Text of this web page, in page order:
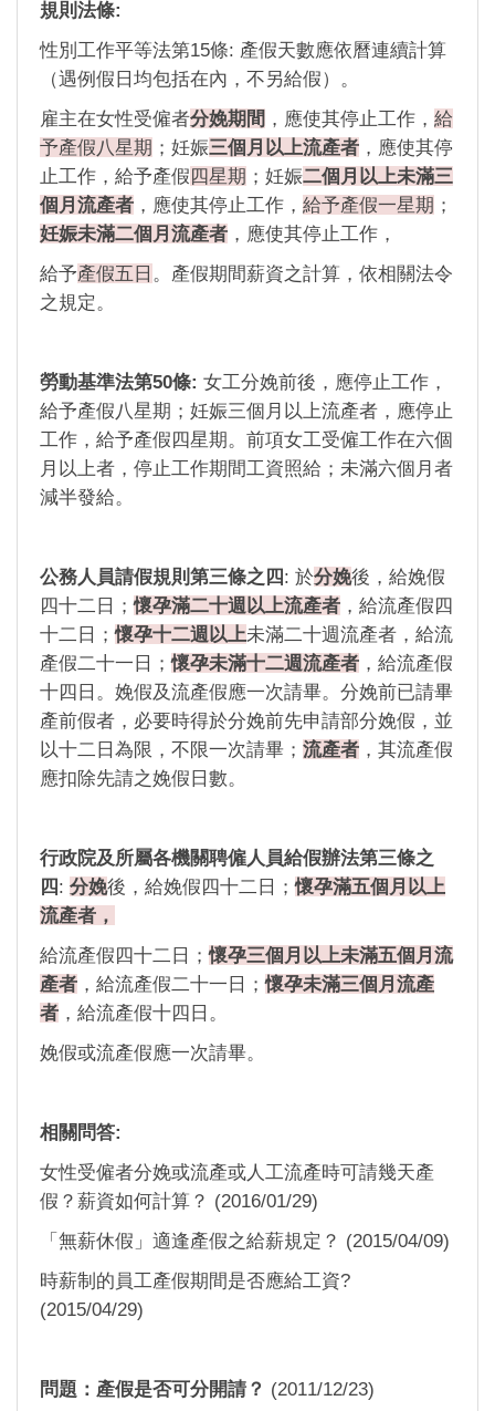
規則法條:
性別工作平等法第15條: 產假天數應依曆連續計算
（遇例假日均包括在內，不另給假）。
雇主在女性受僱者分娩期間 ，應使其停止工作， 給
予產假八星期 ；妊娠三個月以上流產者 ，應使其停
止工作，給予產假四星期 ；妊娠二個月以上未滿三
個月流產者 ，應使其停止工作， 給予產假一星期 ；
妊娠未滿二個月流產者 ，應使其停止工作，
給予產假五日 。產假期間薪資之計算，依相關法令
之規定。
勞動基準法第50條: 女工分娩前後，應停止工作，
給予產假八星期；妊娠三個月以上流產者，應停止
工作，給予產假四星期。前項女工受僱工作在六個
月以上者，停止工作期間工資照給；未滿六個月者
減半發給。
公務人員請假規則第三條之四: 於分娩後，給娩假
四十二日；懷孕滿二十週以上流產者 ，給流產假四
十二日；懷孕十二週以上未滿二十週流產者，給流
產假二十一日；懷孕未滿十二週流產者 ，給流產假
十四日。娩假及流產假應一次請畢。分娩前已請畢
產前假者，必要時得於分娩前先申請部分娩假，並
以十二日為限，不限一次請畢； 流產者 ，其流產假
應扣除先請之娩假日數。
行政院及所屬各機關聘僱人員給假辦法第三條之
四: 分娩後，給娩假四十二日；懷孕滿五個月以上
流產者，
給流產假四十二日；懷孕三個月以上未滿五個月流
產者 ，給流產假二十一日；懷孕未滿三個月流產
者 ，給流產假十四日。
娩假或流產假應一次請畢。
相關問答:
女性受僱者分娩或流產或人工流產時可請幾天產
假？薪資如何計算？ (2016/01/29)
「無薪休假」適逢產假之給薪規定？ (2015/04/09)
時薪制的員工產假期間是否應給工資?
(2015/04/29)
問題： 產假是否可分開請？ (2011/12/23)